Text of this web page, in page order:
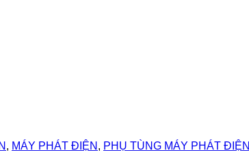
, MÁY PHÁT ĐIỆN , PHỤ TÙNG MÁY PHÁT ĐIỆN